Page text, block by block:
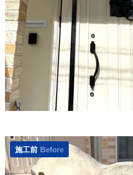
施工前 Before